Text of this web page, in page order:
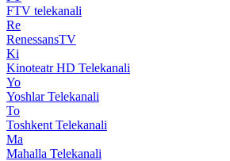
FTV telekanali
Re
RenessansTV
Ki
Kinoteatr HD Telekanali
Yo
Yoshlar Telekanali
To
Toshkent Telekanali
Ma
Mahalla Telekanali